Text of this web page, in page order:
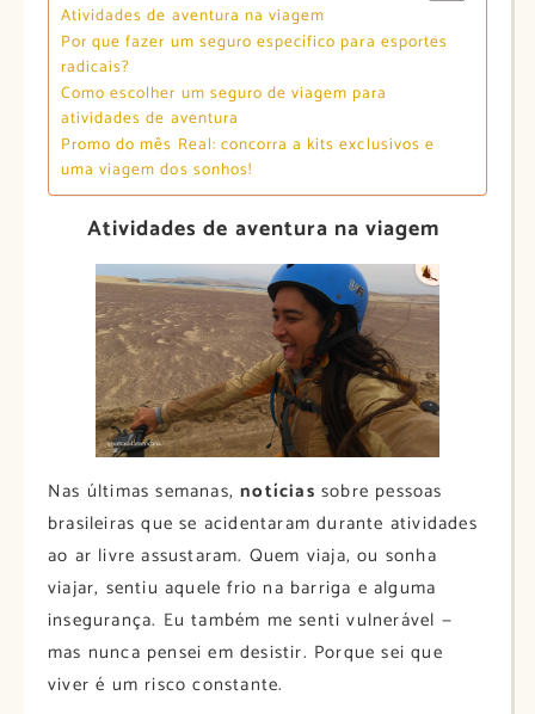
Atividades de aventura na viagem
Por que fazer um seguro específico para esportes
radicais?
Como escolher um seguro de viagem para
atividades de aventura
Promo do mês Real: concorra a kits exclusivos e
uma viagem dos sonhos!
Atividades de aventura na viagem
Nas últimas semanas,notícias sobre pessoas
brasileiras que se acidentaram durante atividades
ao ar livre assustaram. Quem viaja, ou sonha
viajar, sentiu aquele frio na barriga e alguma
insegurança. Eu também me senti vulnerável —
mas nunca pensei em desistir. Porque sei que
viver é um risco constante.